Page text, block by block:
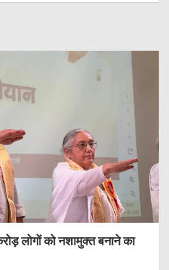
लोगों को नशामुक्त बनाने का